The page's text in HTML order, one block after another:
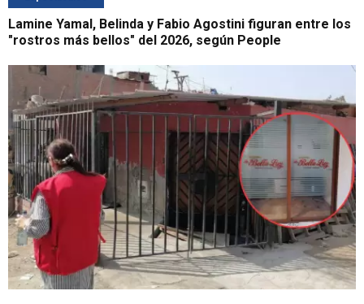
Lamine Yamal, Belinda y Fabio Agostini figuran entre los
"rostros más bellos" del 2026, según People